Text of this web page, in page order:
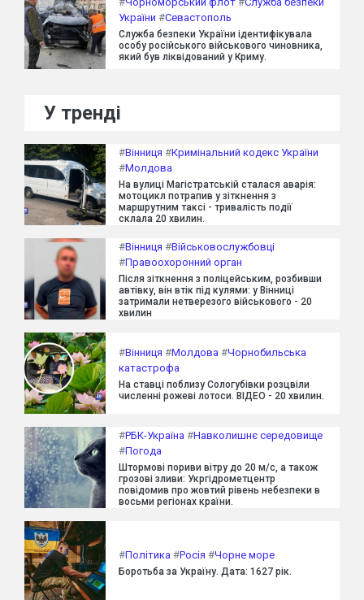
України #Севастополь
Служба безпеки України ідентифікувала
особу російського військового чиновника,
який був ліквідований у Криму.
У тренді
#Вінниця #Кримінальний кодекс України
#Молдова
На вулиці Магістратській сталася аварія:
мотоцикл потрапив у зіткнення з
маршрутним таксі - тривалість події
склала 20 хвилин.
#Вінниця #Військовослужбовці
#Правоохоронний орган
Після зіткнення з поліцейським, розбивши
автівку, він втік під кулями: у Вінниці
затримали нетверезого військового - 20
хвилин
#Вінниця #Молдова #Чорнобильська
катастрофа
На ставці поблизу Сологубівки розцвіли
численні рожеві лотоси. ВІДЕО - 20 хвилин.
#РБК-Україна #Навколишнє середовище
#Погода
Штормові пориви вітру до 20 м/с, а також
грозові зливи: Укргідрометцентр
повідомив про жовтий рівень небезпеки в
восьми регіонах країни.
#Політика #Росія #Чорне море
Боротьба за Україну. Дата: 1627 рік.